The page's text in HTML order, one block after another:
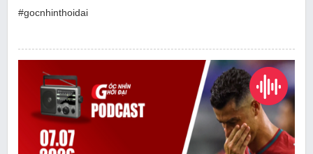
#gocnhinthoidai